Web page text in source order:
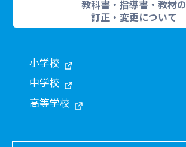
教科書・指導書・教材の
訂正・変更について
小学校
中学校
高等学校